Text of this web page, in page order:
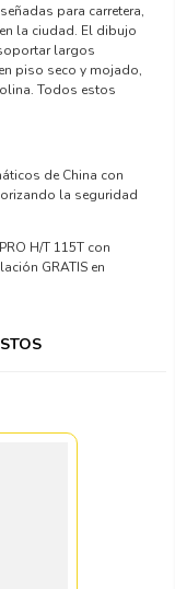
para carretera,
la ciudad. El dibujo
largos
piso seco y mojado,
Todos estos
de China con
la seguridad
H/T 115T con
GRATIS en